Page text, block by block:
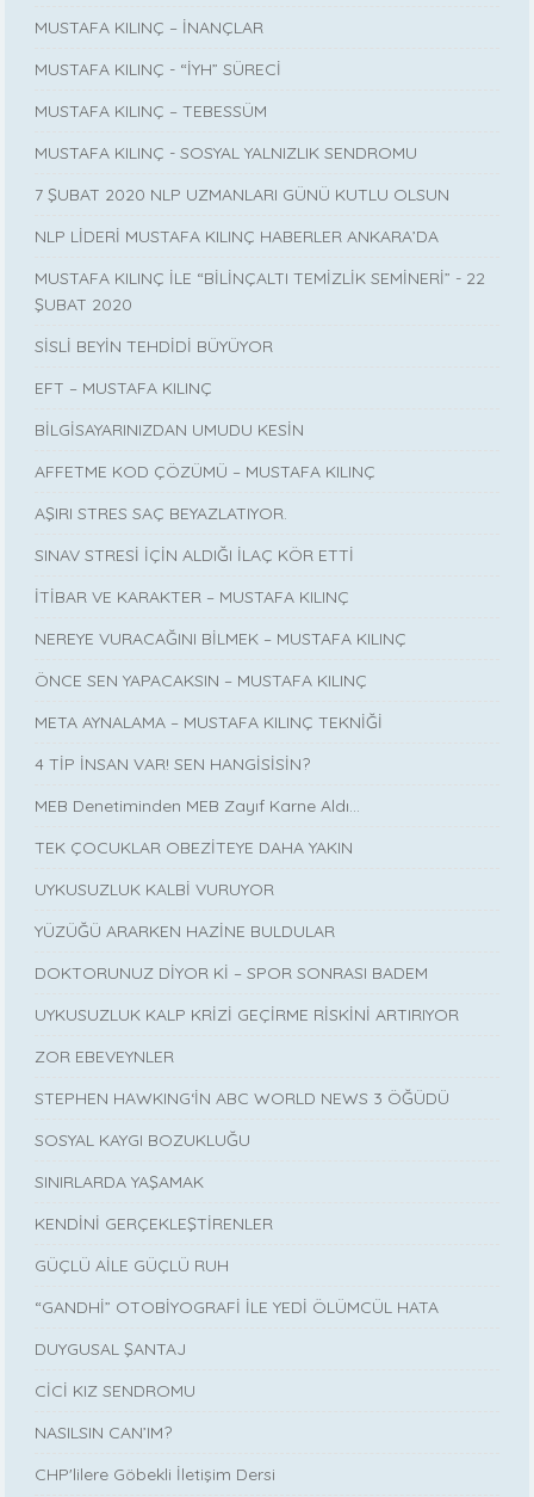
MUSTAFA KILINÇ – İNANÇLAR
MUSTAFA KILINÇ - “İYH” SÜRECİ
MUSTAFA KILINÇ – TEBESSÜM
MUSTAFA KILINÇ - SOSYAL YALNIZLIK SENDROMU
7 ŞUBAT 2020 NLP UZMANLARI GÜNÜ KUTLU OLSUN
NLP LİDERİ MUSTAFA KILINÇ HABERLER ANKARA’DA
MUSTAFA KILINÇ İLE “BİLİNÇALTI TEMİZLİK SEMİNERİ” - 22
ŞUBAT 2020
SİSLİ BEYİN TEHDİDİ BÜYÜYOR
EFT – MUSTAFA KILINÇ
BİLGİSAYARINIZDAN UMUDU KESİN
AFFETME KOD ÇÖZÜMÜ – MUSTAFA KILINÇ
AŞIRI STRES SAÇ BEYAZLATIYOR.
SINAV STRESİ İÇİN ALDIĞI İLAÇ KÖR ETTİ
İTİBAR VE KARAKTER – MUSTAFA KILINÇ
NEREYE VURACAĞINI BİLMEK – MUSTAFA KILINÇ
ÖNCE SEN YAPACAKSIN – MUSTAFA KILINÇ
META AYNALAMA – MUSTAFA KILINÇ TEKNİĞİ
4 TİP İNSAN VAR! SEN HANGİSİSİN?
MEB Denetiminden MEB Zayıf Karne Aldı…
TEK ÇOCUKLAR OBEZİTEYE DAHA YAKIN
UYKUSUZLUK KALBİ VURUYOR
YÜZÜĞÜ ARARKEN HAZİNE BULDULAR
DOKTORUNUZ DİYOR Kİ – SPOR SONRASI BADEM
UYKUSUZLUK KALP KRİZİ GEÇİRME RİSKİNİ ARTIRIYOR
ZOR EBEVEYNLER
STEPHEN HAWKING‘İN ABC WORLD NEWS 3 ÖĞÜDÜ
SOSYAL KAYGI BOZUKLUĞU
SINIRLARDA YAŞAMAK
KENDİNİ GERÇEKLEŞTİRENLER
GÜÇLÜ AİLE GÜÇLÜ RUH
“GANDHİ” OTOBİYOGRAFİ İLE YEDİ ÖLÜMCÜL HATA
DUYGUSAL ŞANTAJ
CİCİ KIZ SENDROMU
NASILSIN CAN’IM?
CHP'lilere Göbekli İletişim Dersi